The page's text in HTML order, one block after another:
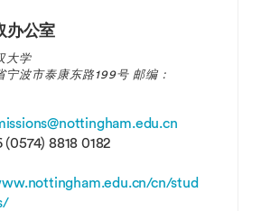
办公室
大学
宁波市泰康东路199号 邮编：
(0574) 8818 0182
cn/stud